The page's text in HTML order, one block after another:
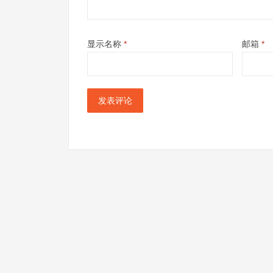
显示名称 * 邮箱 *